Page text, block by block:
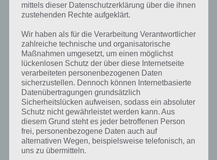
Wenn die Lösung, die wir dir oben Dabei brauchen Kinder Hilfe
Lösung von 94 Prozent fehlt, so teile uns die korrekten Lösungen
einfach in den Kommentaren mit. Nur so können wir stets die
aktuellen Antworten auf die zahlreichen Fragen und Sachverhalte in
der App geben. Da die Entwickler die Lösungen immer mal wieder
verändern.
Darum geht es bei 94%
Was ist 94%? In der App 94% musst du auf Basis eines Bildes oder
einer Aussage die Antworten herausfinden, die von anderen Spielern
am häufigsten genannt worden sind. Nur so kannst du das nächste
Level freischalten. Zusammenaddiert ergeben alle Antworten 94
mittels dieser Datenschutzerklärung über die ihnen
zustehenden Rechte aufgeklärt.
Wir haben als für die Verarbeitung Verantwortlicher
zahlreiche technische und organisatorische
Maßnahmen umgesetzt, um einen möglichst
lückenlosen Schutz der über diese Internetseite
verarbeiteten personenbezogenen Daten
sicherzustellen. Dennoch können Internetbasierte
Datenübertragungen grundsätzlich
Sicherheitslücken aufweisen, sodass ein absoluter
Schutz nicht gewährleistet werden kann. Aus
diesem Grund steht es jeder betroffenen Person
frei, personenbezogene Daten auch auf
alternativen Wegen, beispielsweise telefonisch, an
uns zu übermitteln.